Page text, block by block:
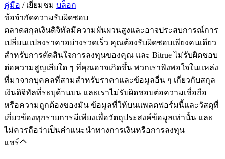
คู่มือ / เยี่ยมชม บล็อก
ข้อจำกัดความรับผิดชอบ
ตลาดสกุลเงินดิจิทัลมีความผันผวนสูงและอาจประสบการณ์การ
เปลี่ยนแปลงราคาอย่างรวดเร็ว คุณต้องรับผิดชอบเพียงคนเดียว
สำหรับการตัดสินใจการลงทุนของคุณ และ Bitrue ไม่รับผิดชอบ
ต่อความสูญเสียใด ๆ ที่คุณอาจเกิดขึ้น พวกเราพึงพอใจในแหล่ง
ที่มาจากบุคคลที่สามสำหรับราคาและข้อมูลอื่น ๆ เกี่ยวกับสกุล
เงินดิจิทัลที่ระบุด้านบน และเราไม่รับผิดชอบต่อความเชื่อถือ
หรือความถูกต้องของมัน ข้อมูลที่ให้บนแพลตฟอร์มนี้และวัสดุที่
เกี่ยวข้องทุกรายการมีเพียงเพื่อวัตถุประสงค์ข้อมูลเท่านั้น และ
ไม่ควรถือว่าเป็นคำแนะนำทางการเงินหรือการลงทุน
แชร์